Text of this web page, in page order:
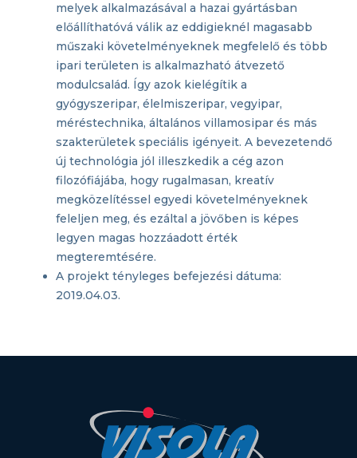
melyek alkalmazásával a hazai gyártásban
előállíthatóvá válik az eddigieknél magasabb
műszaki követelményeknek megfelelő és több
ipari területen is alkalmazható átvezető
modulcsalád. Így azok kielégítik a
gyógyszeripar, élelmiszeripar, vegyipar,
méréstechnika, általános villamosipar és más
szakterületek speciális igényeit. A bevezetendő
új technológia jól illeszkedik a cég azon
filozófiájába, hogy rugalmasan, kreatív
megközelítéssel egyedi követelményeknek
feleljen meg, és ezáltal a jövőben is képes
legyen magas hozzáadott érték
megteremtésére.
A projekt tényleges befejezési dátuma:
2019.04.03.